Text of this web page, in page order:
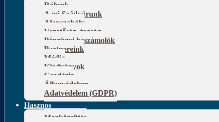
Rólunk
A mi Szádvárunk
Alapszabály
Vezetőség, tagság
Pénzügyi beszámolók
Partnereink
Média
Kiadványok
Geodézia
Állagvédelem
Adatvédelem (GDPR)
Hasznos
Megközelítés